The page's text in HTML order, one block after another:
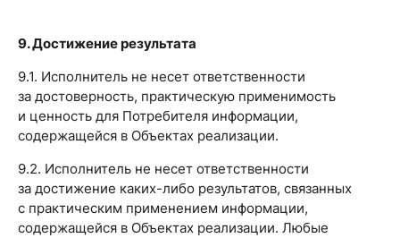
9. Достижение результата
9.1. Исполнитель не несет ответственности
за достоверность, практическую применимость
и ценность для Потребителя информации,
содержащейся в Объектах реализации.
9.2. Исполнитель не несет ответственности
за достижение каких-либо результатов, связанных
с практическим применением информации,
содержащейся в Объектах реализации. Любые